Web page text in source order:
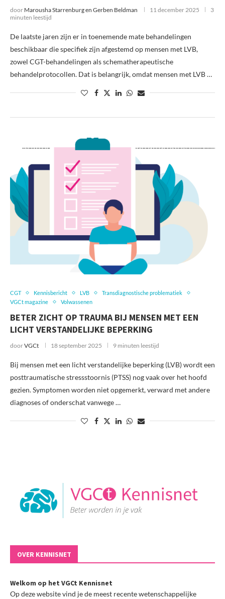
door Marousha Starrenburg en Gerben Beldman 11 december 2025
3
minuten leestijd
De laatste jaren zijn er in toenemende mate behandelingen
beschikbaar die specifiek zijn afgestemd op mensen met LVB,
zowel CGT-behandelingen als schematherapeutische
behandelprotocollen. Dat is belangrijk, omdat mensen met LVB …
CGT Kennisbericht LVB
Transdiagnostische problematiek
VGCt magazine
Volwassenen
BETER ZICHT OP TRAUMA BIJ MENSEN MET EEN
LICHT VERSTANDELIJKE BEPERKING
doorVGCt 18 september 2025 9 minuten leestijd
Bij mensen met een licht verstandelijke beperking (LVB) wordt een
posttraumatische stressstoornis (PTSS) nog vaak over het hoofd
gezien. Symptomen worden niet opgemerkt, verward met andere
diagnoses of onderschat vanwege …
OVER KENNISNET
Welkom op het VGCt Kennisnet
Op deze website vind je de meest recente wetenschappelijke